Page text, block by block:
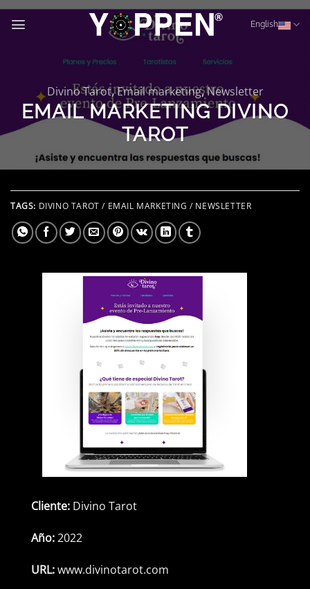
Skip
English
Divino Tarot,Email marketing,Newsletter
EMAIL MARKETING DIVINO
TAROT
TAGS: DIVINO TAROT / EMAIL MARKETING / NEWSLETTER
Cliente: Divino Tarot
Año:2022
URL:www.divinotarot.com